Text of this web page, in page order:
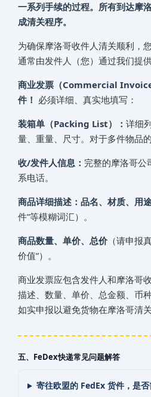
一系列手续的过程。所有到达‌‌‌摩
成清关程序。
为确保‌‌‌摩洛哥‌‌‌‌‌‌‌‌‌‌‌‌‌‌收件人清关顺利，
通常由发件人（您）通过我们提供
商业发票（Commercial
件！ 必须详细、真实地填写：
装箱单（Packing List）： 详细
量、重量、尺寸。对于多件物品
收/发件人信息： 完整的‌‌‌摩洛哥‌‌‌‌‌‌‌‌‌‌‌‌‌‌公
系电话。
商品详细描述：品名、材质、用
件”等模糊词汇）。
商品数量、单价、总价 （请申报
价值”）。
商业发票应包含发件人和‌‌‌摩洛哥‌‌‌‌‌‌‌‌‌‌‌‌‌‌
描述、数量、单价、总金额、币
如实申报以避免货物在‌‌‌摩洛哥‌‌‌‌‌‌‌‌‌‌‌‌‌‌清关
五、‌‌‌FeDex快递常见问题解答
寄往欧盟的 FedEx 货件，是否